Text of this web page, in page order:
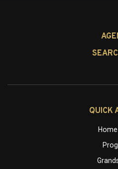
QUICK